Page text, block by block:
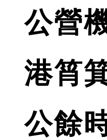
公營
港筲
公餘